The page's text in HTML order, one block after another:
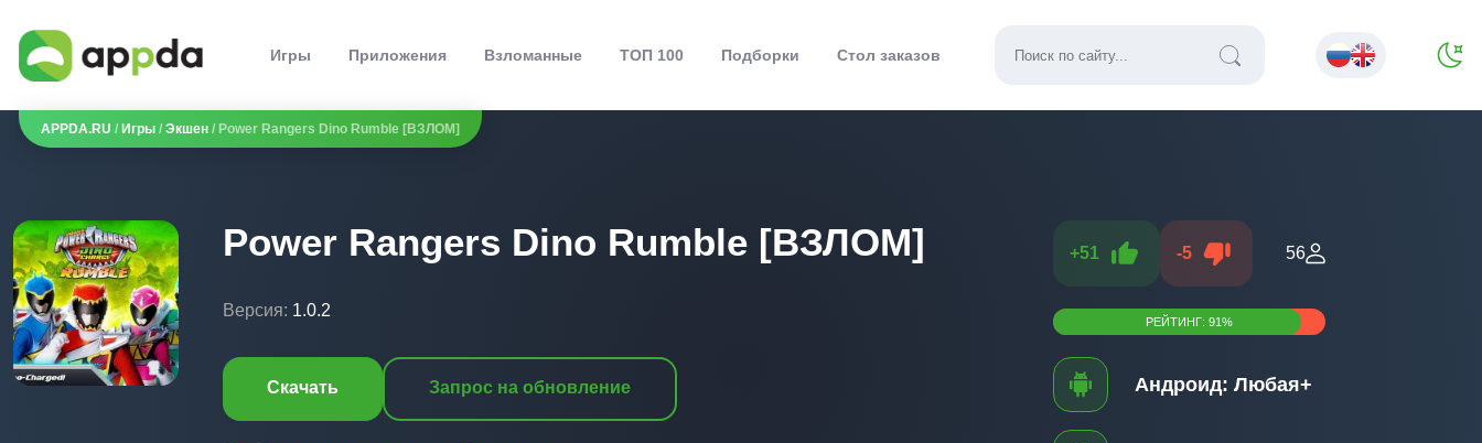
Игры Приложения Взломанные ТОП 100 Подборки Стол заказов
APPDA.RU / Игры / Экшен / Power Rangers Dino Rumble [ВЗЛОМ]
Power Rangers Dino Rumble [ВЗЛОМ]
Версия: 1.0.2
Скачать Запрос на обновление
+51 -5 56
РЕЙТИНГ:91%
Андроид: Любая+